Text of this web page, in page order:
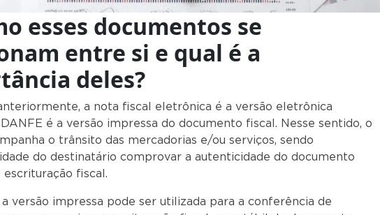
esses documentos se
entre si e qual é a
deles?
a nota fiscal eletrônica é a versão eletrônica
é a versão impressa do documento fiscal. Nesse sentido, o
o trânsito das mercadorias e/ou serviços, sendo
do destinatário comprovar a autenticidade do documento
fiscal.
versão impressa pode ser utilizada para a conferência de